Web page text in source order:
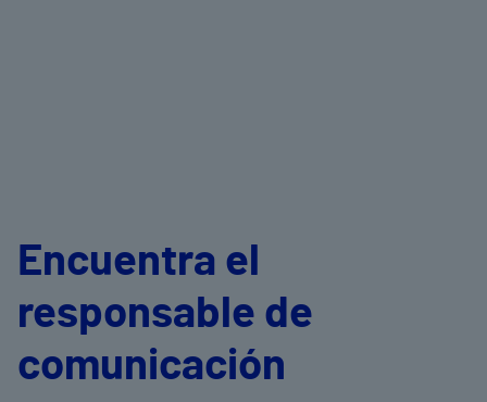
Encuentra el
responsable de
comunicación